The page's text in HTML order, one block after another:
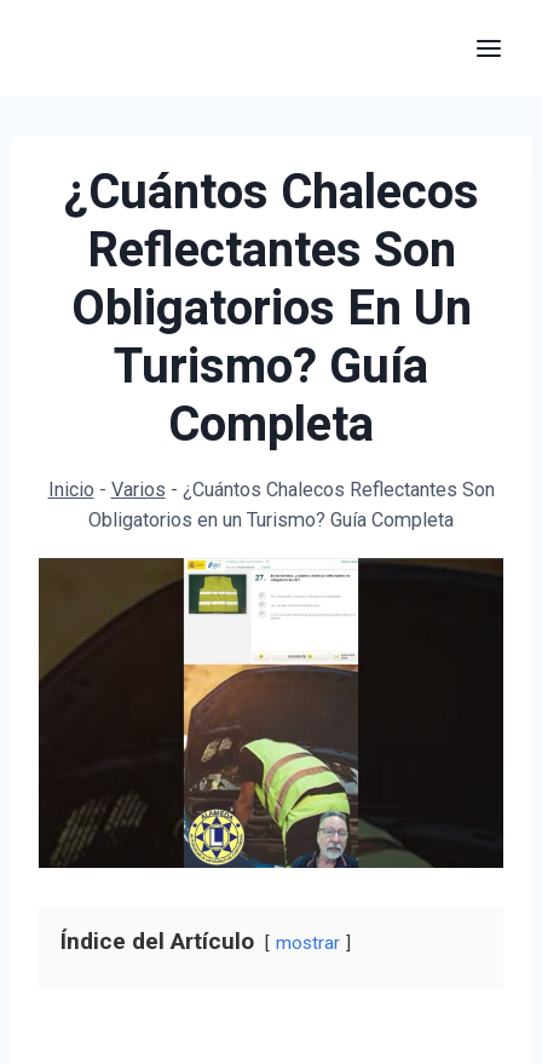
¿Cuántos Chalecos
Reflectantes Son
Obligatorios En Un
Turismo? Guía
Completa
Inicio - Varios - ¿Cuántos Chalecos Reflectantes Son
Obligatorios en un Turismo? Guía Completa
Índice del Artículo mostrar